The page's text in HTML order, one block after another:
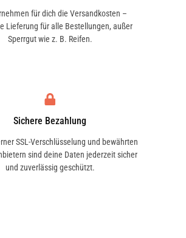
für dich die Versandkosten –
Lieferung für alle Bestellungen, außer
Sperrgut wie z. B. Reifen.
Sichere Bezahlung
SSL-Verschlüsselung und bewährten
sind deine Daten jederzeit sicher
und zuverlässig geschützt.